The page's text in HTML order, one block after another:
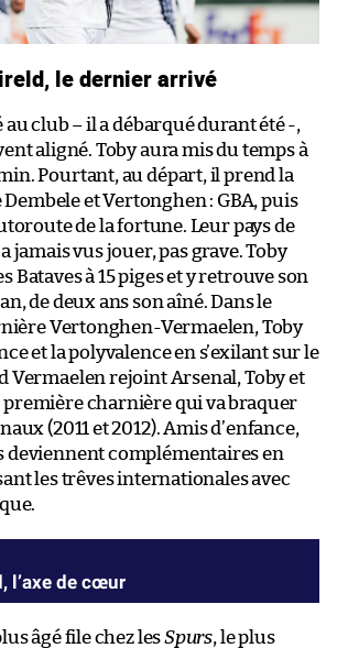
le dernier arrivé
club – il a débarqué durant été -,
aligné. Toby aura mis du temps à
Pourtant, au départ, il prend la
et Vertonghen : GBA, puis
de la fortune. Leur pays de
jamais vus jouer, pas grave. Toby
Bataves à 15 piges et y retrouve son
de deux ans son aîné. Dans le
Vertonghen-Vermaelen, Toby
et la polyvalence en s’exilant sur le
Vermaelen rejoint Arsenal, Toby et
charnière qui va braquer
(2011 et 2012). Amis d’enfance,
deviennent complémentaires en
les trêves internationales avec
l’axe de cœur
âgé file chez lesSpurs, le plus